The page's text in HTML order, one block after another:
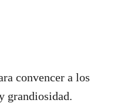
convencer a los
grandiosidad.